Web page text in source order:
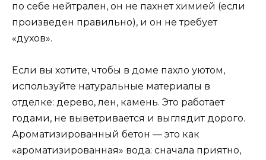
по себе нейтрален, он не пахнет химией (если
произведен правильно), и он не требует
«духов».
Если вы хотите, чтобы в доме пахло уютом,
используйте натуральные материалы в
отделке: дерево, лен, камень. Это работает
годами, не выветривается и выглядит дорого.
Ароматизированный бетон — это как
«ароматизированная» вода: сначала приятно,